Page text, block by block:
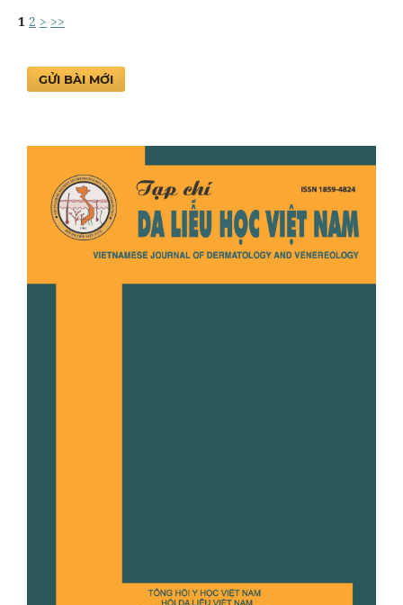
1 2 > >>
GỬI BÀI MỚI